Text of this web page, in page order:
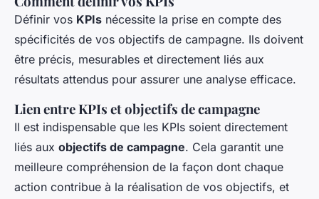
Définir vos KPIs nécessite la prise en compte des
spécificités de vos objectifs de campagne. Ils doivent
être précis, mesurables et directement liés aux
résultats attendus pour assurer une analyse efficace.
Lien entre KPIs et objectifs de campagne
Il est indispensable que les KPIs soient directement
liés aux objectifs de campagne. Cela garantit une
meilleure compréhension de la façon dont chaque
action contribue à la réalisation de vos objectifs, et